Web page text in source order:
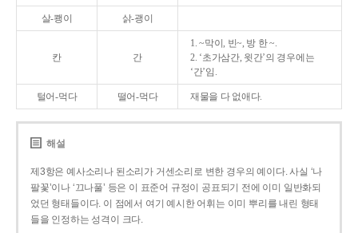
살-쾡이 삵-괭이
칸 간
1. ~막이, 빈~, 방 한 ~.
2. ‘초가삼간, 윗간’의 경우에는
‘간’임.
털어-먹다 떨어-먹다 재물을 다 없애다.
해설
제3항은 예사소리나 된소리가 거센소리로 변한 경우의 예이다. 사실 ‘나
팔꽃’이나 ‘끄나풀’ 등은 이 표준어 규정이 공표되기 전에 이미 일반화되
었던 형태들이다. 이 점에서 여기 예시한 어휘는 이미 뿌리를 내린 형태
들을 인정하는 성격이 크다.